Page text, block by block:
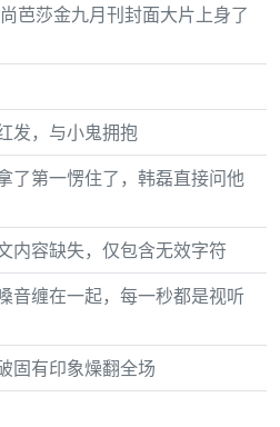
芭莎金九月刊封面大片上身了
发，与小鬼拥抱
了第一愣住了，韩磊直接问他
容缺失，仅包含无效字符
音缠在一起，每一秒都是视听
固有印象燥翻全场